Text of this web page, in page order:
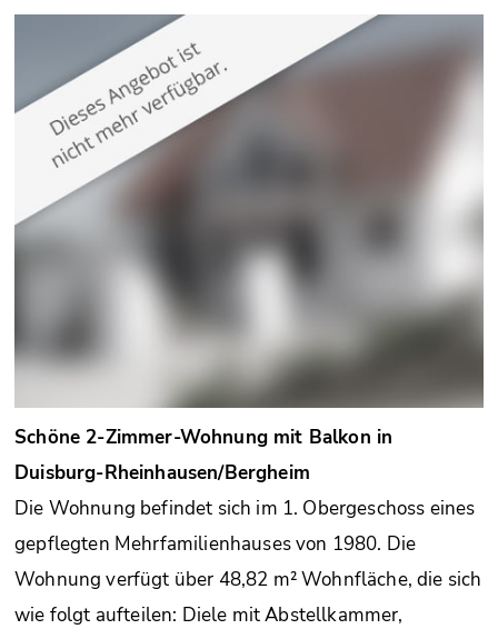
Schöne 2-Zimmer-Wohnung mit Balkon in
Duisburg-Rheinhausen/Bergheim
Die Wohnung befindet sich im 1. Obergeschoss eines
gepflegten Mehrfamilienhauses von 1980. Die
Wohnung verfügt über 48,82 m² Wohnfläche, die sich
wie folgt aufteilen: Diele mit Abstellkammer,